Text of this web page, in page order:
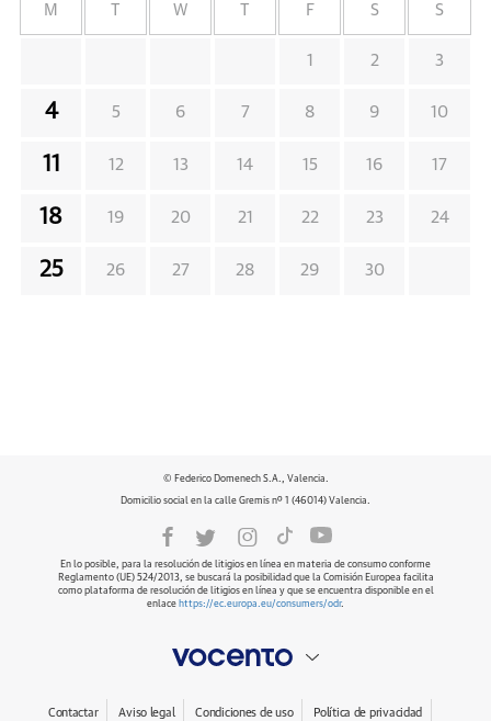
M T W T F S S
1 2 3
4 5 6 7 8 9 10
11 12 13 14 15 16 17
18 19 20 21 22 23 24
25 26 27 28 29 30
© Federico Domenech S.A., Valencia.
Domicilio social en la calle Gremis nº 1 (46014) Valencia.
En lo posible, para la resolución de litigios en línea en materia de consumo conforme
Reglamento (UE) 524/2013, se buscará la posibilidad que la Comisión Europea facilita
como plataforma de resolución de litigios en línea y que se encuentra disponible en el
enlace https://ec.europa.eu/consumers/odr.
Contactar Aviso legal Condiciones de uso Política de privacidad